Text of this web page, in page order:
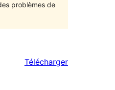
problèmes de
Télécharger